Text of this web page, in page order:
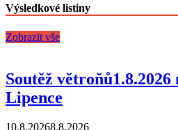
Výsledkové listiny
Zobrazit vše
Soutěž
Lipence
10.8.20268.8.2026